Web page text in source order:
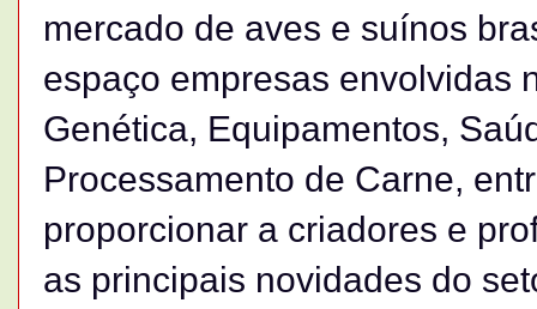
mercado de aves e suínos
espaço empresas envolvidas
Genética, Equipamentos,
Processamento de Carne,
proporcionar a criadores e
as principais novidades do